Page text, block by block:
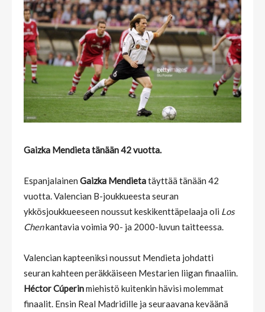
Gaizka Mendieta tänään 42 vuotta.
Espanjalainen Gaizka Mendietatäyttää tänään 42
vuotta. Valencian B-joukkueesta seuran
ykkösjoukkueeseen noussut keskikenttäpelaaja oli Los
Chenkantavia voimia 90- ja 2000-luvun taitteessa.
Valencian kapteeniksi noussut Mendieta johdatti
seuran kahteen peräkkäiseen Mestarien liigan finaaliin.
Héctor Cúperinmiehistö kuitenkin hävisi molemmat
finaalit. Ensin Real Madridille ja seuraavana keväänä